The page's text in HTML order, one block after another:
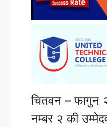
चितवन – फागुन
नम्बर २ की